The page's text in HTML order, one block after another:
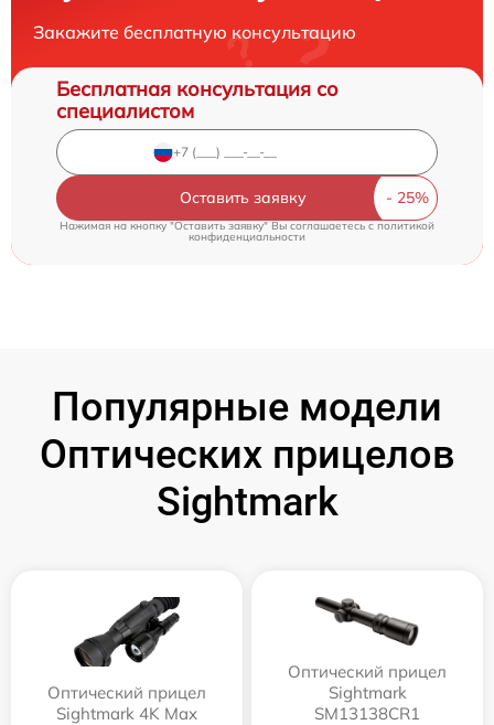
Закажите бесплатную консультацию
Бесплатная консультация со
специалистом
Оставить заявку
Нажимая на кнопку "Оставить заявку" Вы соглашаетесь cполитикой
конфиденциальности
Популярные модели
Оптических прицелов
Sightmark
Оптический прицел
Sightmark 4K Max
Оптический прицел
Sightmark
SM13138CR1